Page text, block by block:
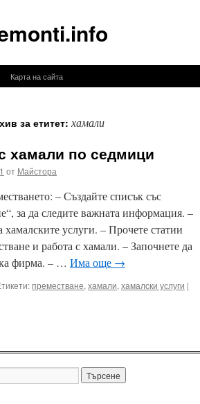
Карта на сайта
за етитет: хамали
хамали по седмици
от Майстора
– Създайте списък със
за да следите важната информация. –
услуги. – Прочете статии
и работа с хамали. – Започнете да
фирма. – … Има още →
преместване, хамали, хамалски услуги |